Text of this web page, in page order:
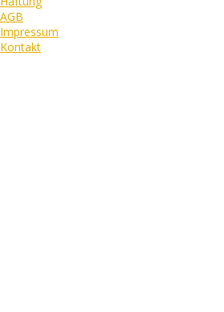
AGB
Impressum
Kontakt